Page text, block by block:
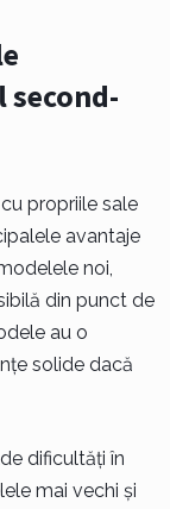
propriile sale
avantaje
noi,
din punct de
au o
solide dacă
dificultăți în
mai vechi și